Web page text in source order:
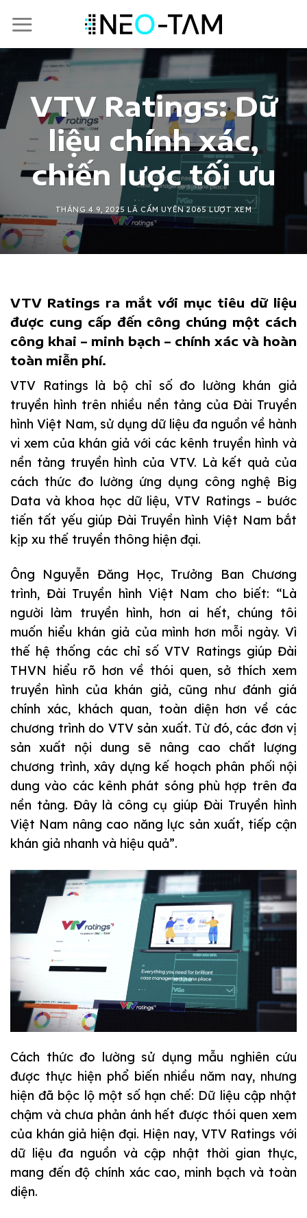
VTV Ratings: Dữ
liệu chính xác,
chiến lược tối ưu
THÁNG 4 9, 2025 LÃ CẨM UYÊN 2065 LƯỢT XEM
VTV Ratings ra mắt với mục tiêu dữ liệu
được cung cấp đến công chúng một cách
công khai – minh bạch – chính xác và hoàn
toàn miễn phí.
VTV Ratings là bộ chỉ số đo lường khán giả
truyền hình trên nhiều nền tảng của Đài Truyền
hình Việt Nam, sử dụng dữ liệu đa nguồn về hành
vi xem của khán giả với các kênh truyền hình và
nền tảng truyền hình của VTV. Là kết quả của
cách thức đo lường ứng dụng công nghệ Big
Data và khoa học dữ liệu, VTV Ratings – bước
tiến tất yếu giúp Đài Truyền hình Việt Nam bắt
kịp xu thế truyền thông hiện đại.
Ông Nguyễn Đăng Học, Trưởng Ban Chương
trình, Đài Truyền hình Việt Nam cho biết: “Là
người làm truyền hình, hơn ai hết, chúng tôi
muốn hiểu khán giả của mình hơn mỗi ngày. Vì
thế hệ thống các chỉ số VTV Ratings giúp Đài
THVN hiểu rõ hơn về thói quen, sở thích xem
truyền hình của khán giả, cũng như đánh giá
chính xác, khách quan, toàn diện hơn về các
chương trình do VTV sản xuất. Từ đó, các đơn vị
sản xuất nội dung sẽ nâng cao chất lượng
chương trình, xây dựng kế hoạch phân phối nội
dung vào các kênh phát sóng phù hợp trên đa
nền tảng. Đây là công cụ giúp Đài Truyền hình
Việt Nam nâng cao năng lực sản xuất, tiếp cận
khán giả nhanh và hiệu quả”.
Cách thức đo lường sử dụng mẫu nghiên cứu
được thực hiện phổ biến nhiều năm nay, nhưng
hiện đã bộc lộ một số hạn chế: Dữ liệu cập nhật
chậm và chưa phản ánh hết được thói quen xem
của khán giả hiện đại. Hiện nay, VTV Ratings với
dữ liệu đa nguồn và cập nhật thời gian thực,
mang đến độ chính xác cao, minh bạch và toàn
diện.